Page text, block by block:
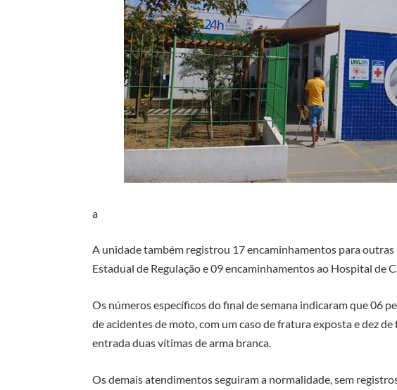
a
A unidade também registrou 17 encaminhamentos para
Estadual de Regulação e 09 encaminhamentos ao Hospital de
Os números específicos do final de semana indicaram que 06
de acidentes de moto, com um caso de fratura exposta e dez
entrada duas vítimas de arma branca.
Os demais atendimentos seguiram a normalidade, sem